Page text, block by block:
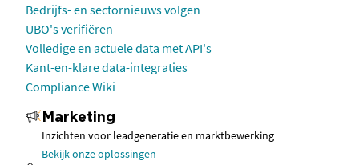
Bedrijfs- en sectornieuws volgen
UBO's verifiëren
Volledige en actuele data met API's
Kant-en-klare data-integraties
Compliance Wiki
Marketing
Inzichten voor leadgeneratie en marktbewerking
Bekijk onze oplossingen